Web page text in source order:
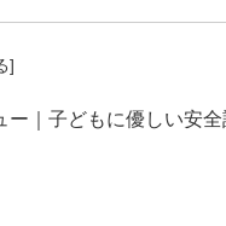
｜子どもに優しい安